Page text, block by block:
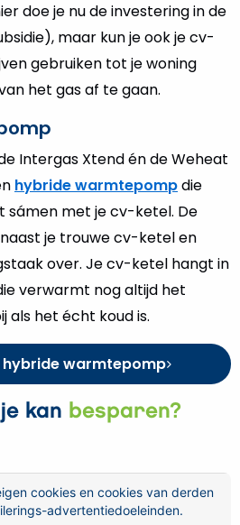
doe je nu de investering in de
maar kun je ook je cv-
gebruiken tot je woning
het gas af te gaan.
Intergas Xtend én de Weheat
hybride warmtepompdie
sámen met je cv-ketel. De
je trouwe cv-ketel en
over. Je cv-ketel hangt in
verwarmt nog altijd het
als het écht koud is.
hybride warmtepomp
kan besparen?